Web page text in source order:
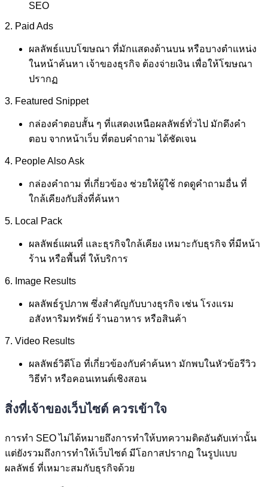
SEO
2. Paid Ads
ผลลัพธ์แบบโฆษณา ที่มักแสดงด้านบน หรือบางตำแหน่ง
ในหน้าค้นหา เจ้าของธุรกิจ ต้องจ่ายเงิน เพื่อให้โฆษณา
ปรากฏ
3. Featured Snippet
กล่องคำตอบสั้น ๆ ที่แสดงเหนือผลลัพธ์ทั่วไป มักดึงคำ
ตอบ จากหน้าเว็บ ที่ตอบคำถาม ได้ชัดเจน
4. People Also Ask
กล่องคำถาม ที่เกี่ยวข้อง ช่วยให้ผู้ใช้ กดดูคำถามอื่น ที่
ใกล้เคียงกับสิ่งที่ค้นหา
5. Local Pack
ผลลัพธ์แผนที่ และธุรกิจใกล้เคียง เหมาะกับธุรกิจ ที่มีหน้า
ร้าน หรือพื้นที่ ให้บริการ
6. Image Results
ผลลัพธ์รูปภาพ ซึ่งสำคัญกับบางธุรกิจ เช่น โรงแรม
อสังหาริมทรัพย์ ร้านอาหาร หรือสินค้า
7. Video Results
ผลลัพธ์วิดีโอ ที่เกี่ยวข้องกับคำค้นหา มักพบในหัวข้อรีวิว
วิธีทำ หรือคอนเทนต์เชิงสอน
สิ่งที่เจ้าของเว็บไซต์ ควรเข้าใจ
การทำ SEO ไม่ได้หมายถึงการทำให้บทความติดอันดับเท่านั้น
แต่ยังรวมถึงการทำให้เว็บไซต์ มีโอกาสปรากฏ ในรูปแบบ
ผลลัพธ์ ที่เหมาะสมกับธุรกิจด้วย